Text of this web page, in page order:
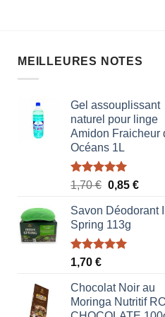
MEILLEURES NOTES
Gel assouplissant
naturel pour linge
Amidon Fraicheur
Océans 1L
Note5.00
1,70€ Le
initial
était :
1,70 €.
0,85 €Le
Savon Déodorant
Spring 113g
Note5.00
1,70 €
Chocolat Noir au
Moringa Nutritif